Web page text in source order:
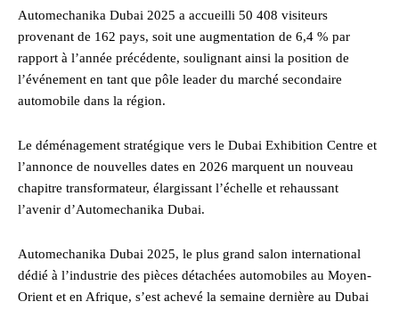
Automechanika Dubai 2025 a accueilli 50 408 visiteurs
provenant de 162 pays, soit une augmentation de 6,4 % par
rapport à l’année précédente, soulignant ainsi la position de
l’événement en tant que pôle leader du marché secondaire
automobile dans la région.
Le déménagement stratégique vers le Dubai Exhibition Centre et
l’annonce de nouvelles dates en 2026 marquent un nouveau
chapitre transformateur, élargissant l’échelle et rehaussant
l’avenir d’Automechanika Dubai.
Automechanika Dubai 2025, le plus grand salon international
dédié à l’industrie des pièces détachées automobiles au Moyen-
Orient et en Afrique, s’est achevé la semaine dernière au Dubai